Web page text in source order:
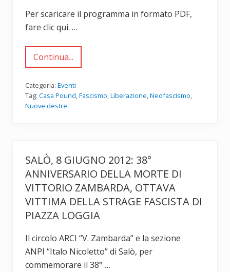
Per scaricare il programma in formato PDF,
fare clic qui. …
G
h
d
i
,
d
a
1
6
s
e
t
t
b
r
e
2
Continua...
Categoria: Eventi
Tag: Casa Pound,Fascismo,Liberazione,Neofascismo,
Nuove destre
SALÒ, 8 GIUGNO 2012: 38°
ANNIVERSARIO DELLA MORTE DI
VITTORIO ZAMBARDA, OTTAVA
VITTIMA DELLA STRAGE FASCISTA DI
PIAZZA LOGGIA
Il circolo ARCI “V. Zambarda” e la sezione
ANPI “Italo Nicoletto” di Salò, per
commemorare il 38° …